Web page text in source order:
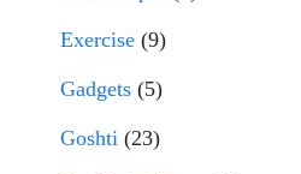
Exercise (9)
Gadgets (5)
Goshti (23)